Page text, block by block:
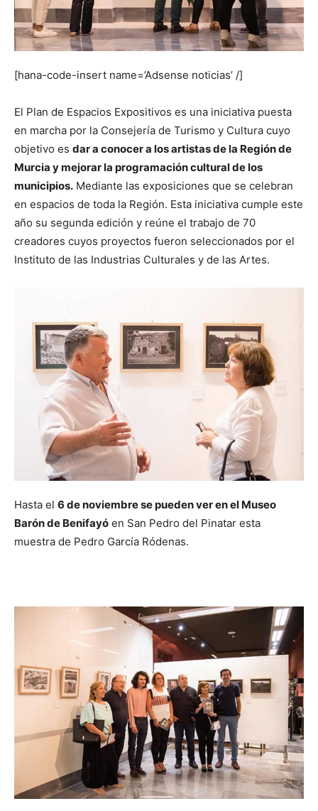
[hana-code-insert name=’Adsense noticias’ /]
El Plan de Espacios Expositivos es una iniciativa puesta
en marcha por la Consejería de Turismo y Cultura cuyo
objetivo es dar a conocer a los artistas de la Región de
Murcia y mejorar la programación cultural de los
municipios. Mediante las exposiciones que se celebran
en espacios de toda la Región. Esta iniciativa cumple este
año su segunda edición y reúne el trabajo de 70
creadores cuyos proyectos fueron seleccionados por el
Instituto de las Industrias Culturales y de las Artes.
Hasta el 6 de noviembre se pueden ver en el Museo
Barón de Benifayó en San Pedro del Pinatar esta
muestra de Pedro García Ródenas.